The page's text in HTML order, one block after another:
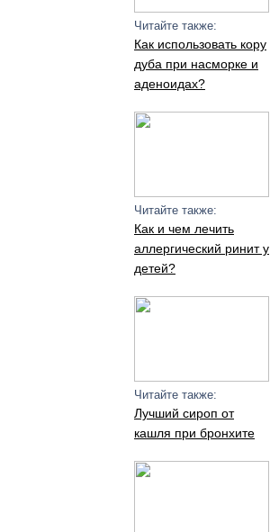
Читайте также:
Как использовать кору
дуба при насморке и
аденоидах?
Читайте также:
Как и чем лечить
аллергический ринит у
детей?
Читайте также:
Лучший сироп от
кашля при бронхите